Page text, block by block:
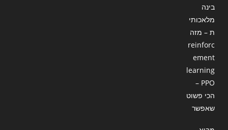
בינה
מלאכותי
ת – מזה
reinforc
ement
learning
– PPO
הכי פשוט
שאפשר